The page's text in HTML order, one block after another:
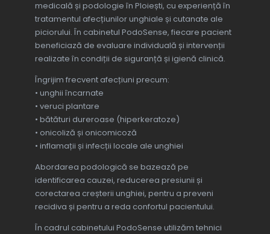
medicală și podologie în Ploiești, cu experiență în
tratamentul afecțiunilor unghiale și cutanate ale
piciorului. În cabinetul PodoSense, fiecare pacient
beneficiază de evaluare individuală și intervenții
realizate în condiții de siguranță și igienă clinică.
Îngrijim frecvent afecțiuni precum:
• unghii încarnate
• veruci plantare
• bătături dureroase (hiperkeratoze)
• onicoliză și onicomicoză
• inflamații și infecții locale ale unghiei
Abordarea podologică se bazează pe
identificarea cauzei, reducerea presiunii și
corectarea creșterii unghiei, pentru a preveni
recidiva și pentru a reda confortul pacientului.
În cadrul cabinetului PodoSense utilizăm tehnici